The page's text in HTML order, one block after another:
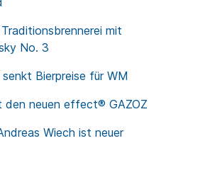
mit
No. 3
Bierpreise für WM
neuen effect® GAZOZ
Wiech ist neuer